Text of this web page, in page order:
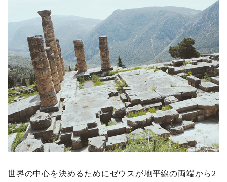
世界の中心を決めるためにゼウスが地平線の両端から2